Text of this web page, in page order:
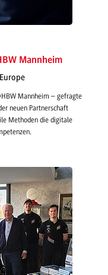
Mannheim
Mannheim – gefragte
neuen Partnerschaft
Methoden die digitale